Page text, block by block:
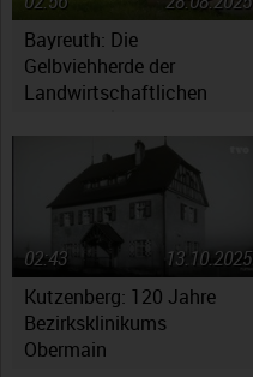
Bayreuth: Die
Gelbviehherde der
Landwirtschaftlichen
Kutzenberg: 120 Jahre
Bezirksklinikums
Obermain
13.10.2025
02:43